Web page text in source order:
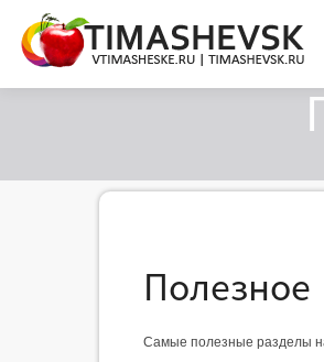
Полезное
Самые полезные разделы